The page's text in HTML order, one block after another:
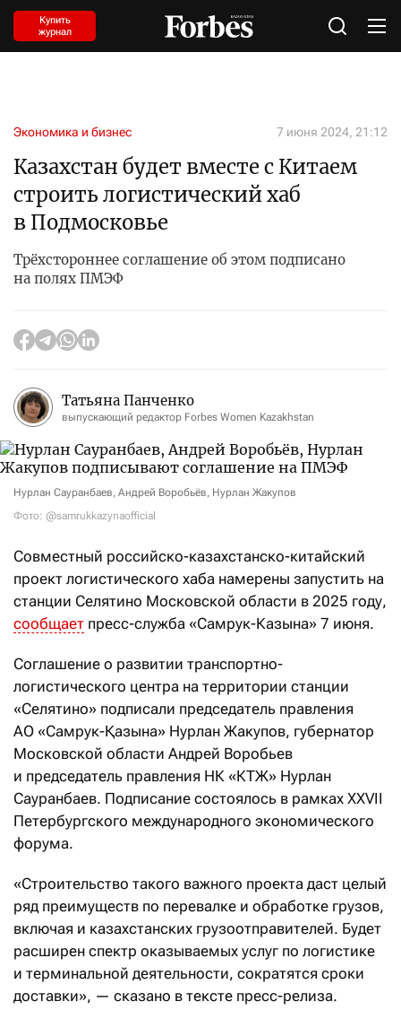
Купить
журнал
Экономика и бизнес 7 июня 2024, 21:12
Казахстан будет вместе с Китаем
строить логистический хаб
в Подмосковье
Трёхстороннее соглашение об этом подписано
на полях ПМЭФ
Татьяна Панченко
выпускающий редактор Forbes Women Kazakhstan
Нурлан Сауранбаев, Андрей Воробьёв, Нурлан Жакупов
Фото: @samrukkazynaofficial
Совместный российско-казахстанско-китайский
проект логистического хаба намерены запустить на
станции Селятино Московской области в 2025 году,
сообщает пресс-служба «Самрук-Казына» 7 июня.
Соглашение о развитии транспортно-
логистического центра на территории станции
«Селятино» подписали председатель правления
АО «Самрук-Қазына» Нурлан Жакупов, губернатор
Московской области Андрей Воробьев
и председатель правления НК «КТЖ» Нурлан
Сауранбаев. Подписание состоялось в рамках XXVII
Петербургского международного экономического
форума.
«Строительство такого важного проекта даст целый
ряд преимуществ по перевалке и обработке грузов,
включая и казахстанских грузоотправителей. Будет
расширен спектр оказываемых услуг по логистике
и терминальной деятельности, сократятся сроки
доставки», — сказано в тексте пресс-релиза.